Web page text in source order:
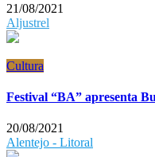
21/08/2021
Aljustrel
Cultura
Festival “BA” apresenta
20/08/2021
Alentejo - Litoral